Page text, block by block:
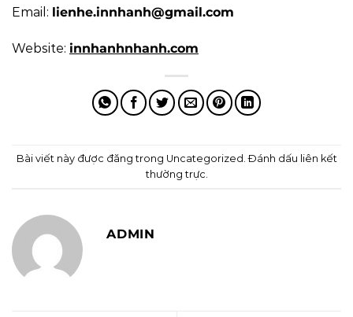
Email: lienhe.innhanh@gmail.com
Website: innhanhnhanh.com
Bài viết này được đăng trong Uncategorized . Đánh dấu liên kết
thường trực
ADMIN